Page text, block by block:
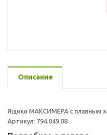
Описание
Ящики МАКСИМЕРА с плавным
Артикул: 794.049.08